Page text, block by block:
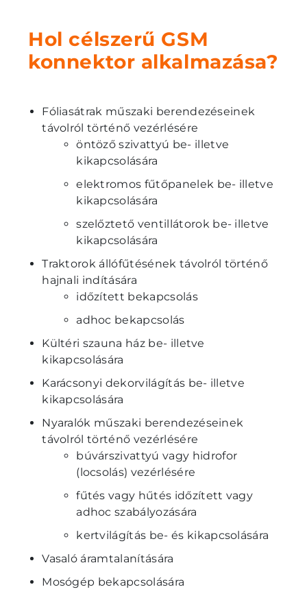
Hol célszerű GSM
konnektor alkalmazása?
Fóliasátrak műszaki berendezéseinek
távolról történő vezérlésére
öntöző szivattyú be- illetve
kikapcsolására
elektromos fűtőpanelek be- illetve
kikapcsolására
szelőztető ventillátorok be- illetve
kikapcsolására
Traktorok állófűtésének távolról történő
hajnali indítására
időzített bekapcsolás
adhoc bekapcsolás
Kültéri szauna ház be- illetve
kikapcsolására
Karácsonyi dekorvilágítás be- illetve
kikapcsolására
Nyaralók műszaki berendezéseinek
távolról történő vezérlésére
búvárszivattyú vagy hidrofor
(locsolás) vezérlésére
fűtés vagy hűtés időzített vagy
adhoc szabályozására
kertvilágítás be- és kikapcsolására
Vasaló áramtalanítására
Mosógép bekapcsolására